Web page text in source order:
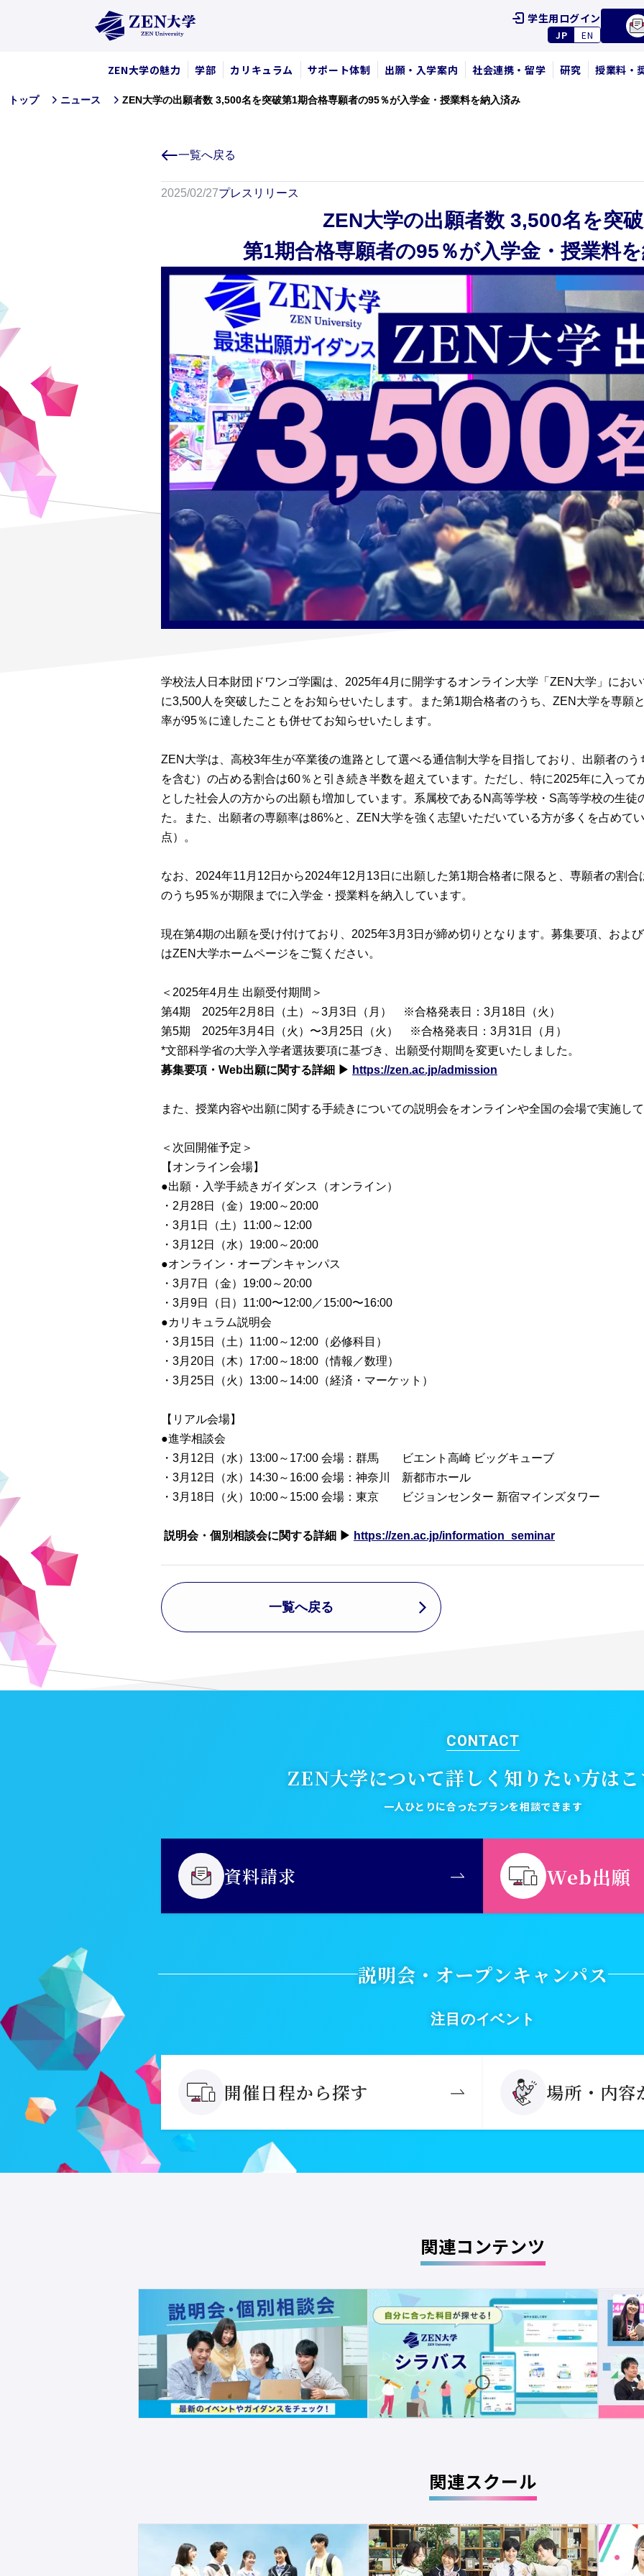
学生用ログイン
JP EN
ZEN大学の魅力 学部 カリキュラム サポート体制 出願・入学案内 社会連携・留学 研究 授業料・
トップ ニュース ZEN大学の出願者数 3,500名を突破第1期合格専願者の95％が入学金・授業料を納入済み
一覧へ戻る
2025/02/27プレスリリース
ZEN大学の出願者数 3,500名を突破
第1期合格専願者の95％が入学金・授業料
学校法人日本財団ドワンゴ学園は、2025年4月に開学するオンライン大学「ZEN大学」にお
に3,500人を突破したことをお知らせいたします。また第1期合格者のうち、ZEN大学を専願
率が95％に達したことも併せてお知らせいたします。
ZEN大学は、高校3年生が卒業後の進路として選べる通信制大学を目指しており、出願者の
を含む）の占める割合は60％と引き続き半数を超えています。ただし、特に2025年に入って
とした社会人の方からの出願も増加しています。系属校であるN高等学校・S高等学校の生徒
た。また、出願者の専願率は86%と、ZEN大学を強く志望いただいている方が多くを占めて
点）。
なお、2024年11月12日から2024年12月13日に出願した第1期合格者に限ると、専願者の割
のうち95％が期限までに入学金・授業料を納入しています。
現在第4期の出願を受け付けており、2025年3月3日が締め切りとなります。募集要項、およ
はZEN大学ホームページをご覧ください。
＜2025年4月生 出願受付期間＞
第4期 2025年2月8日（土）～3月3日（月） ※合格発表日：3月18日（火）
第5期 2025年3月4日（火）〜3月25日（火） ※合格発表日：3月31日（月）
*文部科学省の大学入学者選抜要項に基づき、出願受付期間を変更いたしました。
募集要項・Web出願に関する詳細 ▶ https://zen.ac.jp/admission
また、授業内容や出願に関する手続きについての説明会をオンラインや全国の会場で実施し
＜次回開催予定＞
【オンライン会場】
●出願・入学手続きガイダンス（オンライン）
・2月28日（金）19:00～20:00
・3月1日（土）11:00～12:00
・3月12日（水）19:00～20:00
●オンライン・オープンキャンパス
・3月7日（金）19:00～20:00
・3月9日（日）11:00〜12:00／15:00〜16:00
●カリキュラム説明会
・3月15日（土）11:00～12:00（必修科目）
・3月20日（木）17:00～18:00（情報／数理）
・3月25日（火）13:00～14:00（経済・マーケット）
【リアル会場】
●進学相談会
・3月12日（水）13:00～17:00 会場：群馬 ビエント高崎 ビッグキューブ
・3月12日（水）14:30～16:00 会場：神奈川 新都市ホール
・3月18日（火）10:00～15:00 会場：東京 ビジョンセンター 新宿マインズタワー
説明会・個別相談会に関する詳細 ▶ https://zen.ac.jp/information_seminar
一覧へ戻る
CONTACT
ZEN大学について詳しく知りたい方は
一人ひとりに合ったプランを相談できます
資料請求 Web出願
説明会・オープンキャンパス
注目のイベント
開催日程から探す 場所・内容
関連コンテンツ
関連スクール